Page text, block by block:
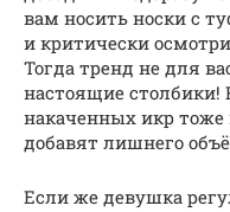
вам носить носки с
и критически
Тогда тренд не для
настоящие столбики!
накаченных икр тоже
добавят лишнего
Если же девушка